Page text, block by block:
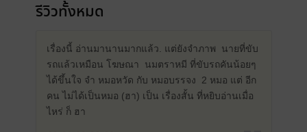
รีวิวทั้งหมด
เรื่องนี้ อ่านมานานมากแล้ว. แต่ยังจำภาพ นายที่ขับ
รถแล้วเหมือน โฆษณา นมตราหมี ที่ขับรถคันน้อยๆ
ได้ขึ้นใจ จำ หมอหวัด กับ หมอบรรจง 2 หมอ แต่ อีก
คน ไม่ได้เป็นหมอ (ฮา) เป็น เรื่องสั้น ที่หยิบอ่านเมื่อ
ไหร่ ก็ ฮา